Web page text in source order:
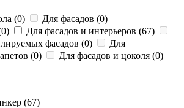
(0) Для фасадов (0)
0) Для фасадов и интерьеров (67)
фасадов (0)
Для
(0) Для фасадов и цоколя (0)
(67)